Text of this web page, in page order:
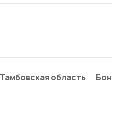
Тамбовская область